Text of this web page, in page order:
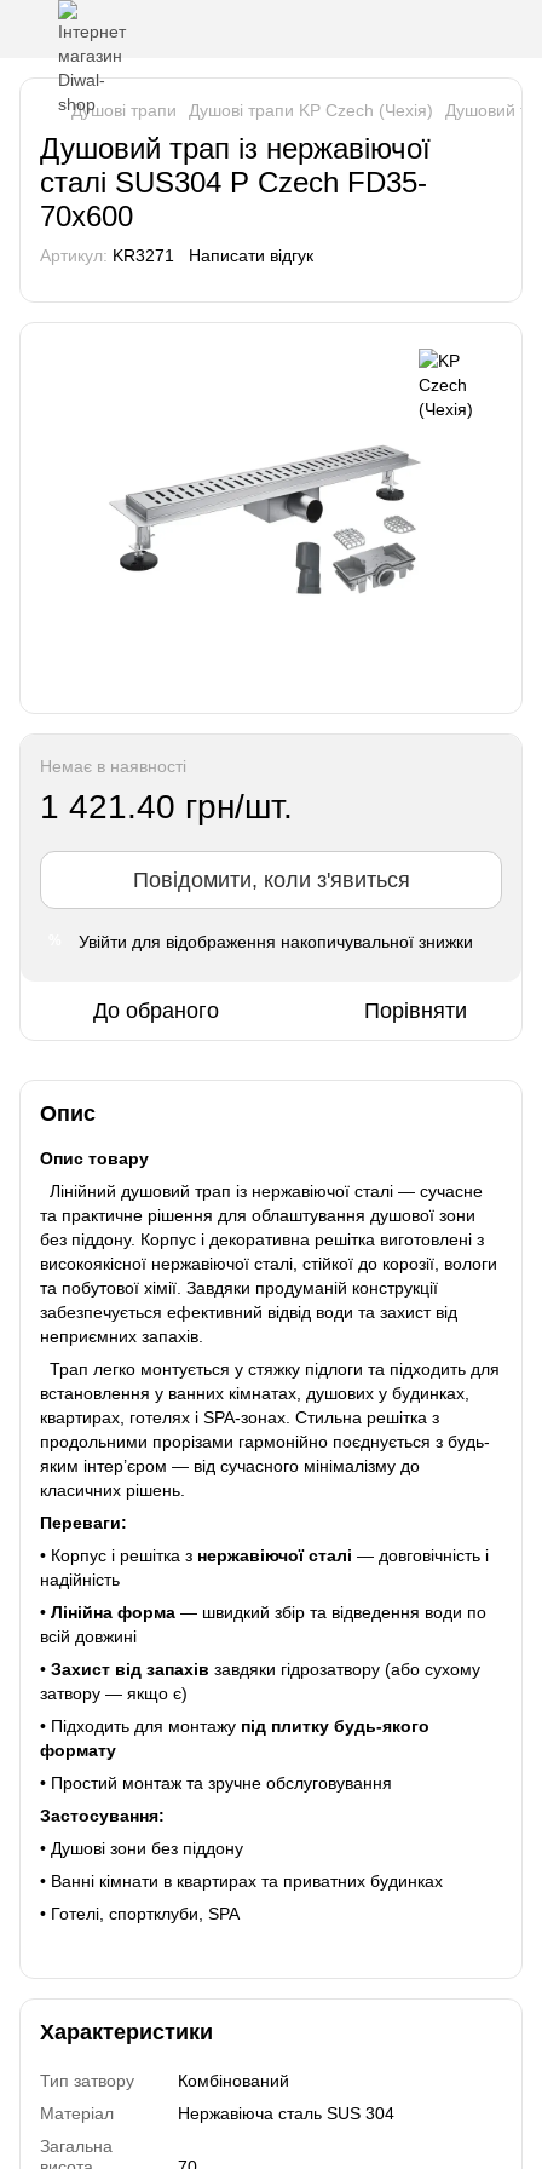
Душові трапи Душові трапи KP Czech (Чехія) Душовий
Душовий трап із нержавіючої
сталі SUS304 P Czech FD35-
70x600
Артикул: KR3271 Написати відгук
Немає в наявності
1 421.40 грн/шт.
Повідомити, коли з'явиться
Увійти для відображення накопичувальної знижки
До обраного Порівняти
Опис
Опис товару
Лінійний душовий трап із нержавіючої сталі — сучасне
та практичне рішення для облаштування душової зони
без піддону. Корпус і декоративна решітка виготовлені з
високоякісної нержавіючої сталі, стійкої до корозії, вологи
та побутової хімії. Завдяки продуманій конструкції
забезпечується ефективний відвід води та захист від
неприємних запахів.
Трап легко монтується у стяжку підлоги та підходить для
встановлення у ванних кімнатах, душових у будинках,
квартирах, готелях і SPA-зонах. Стильна решітка з
продольними прорізами гармонійно поєднується з будь-
яким інтер’єром — від сучасного мінімалізму до
класичних рішень.
Переваги:
• Корпус і решітка з нержавіючої сталі — довговічність і
надійність
• Лінійна форма — швидкий збір та відведення води по
всій довжині
• Захист від запахів завдяки гідрозатвору (або сухому
затвору — якщо є)
• Підходить для монтажу під плитку будь-якого
формату
• Простий монтаж та зручне обслуговування
Застосування:
• Душові зони без піддону
• Ванні кімнати в квартирах та приватних будинках
• Готелі, спортклуби, SPA
Характеристики
Тип затвору
Комбінований
Матеріал
Нержавіюча сталь SUS 304
Загальна